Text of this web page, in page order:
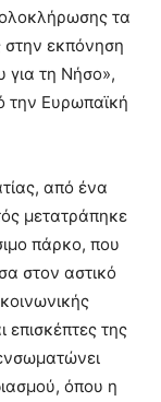
τα
στην εκπόνηση
για τη Νήσο»,
την Ευρωπαϊκή
από ένα
μετατράπηκε
πάρκο, που
στον αστικό
επισκέπτες της
όπου η